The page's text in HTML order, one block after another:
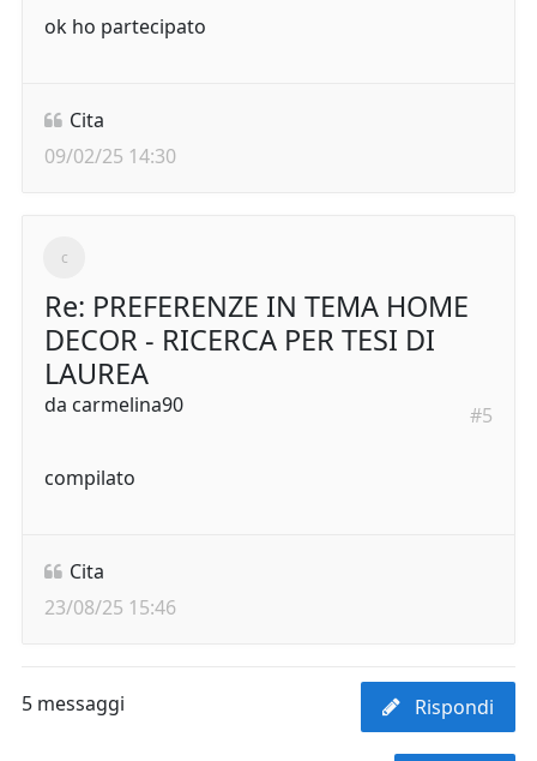
ok ho partecipato
Cita
09/02/25 14:30
Re: PREFERENZE IN TEMA HOME
DECOR - RICERCA PER TESI DI
LAUREA
#5
da carmelina90
compilato
Cita
23/08/25 15:46
5 messaggi Rispondi